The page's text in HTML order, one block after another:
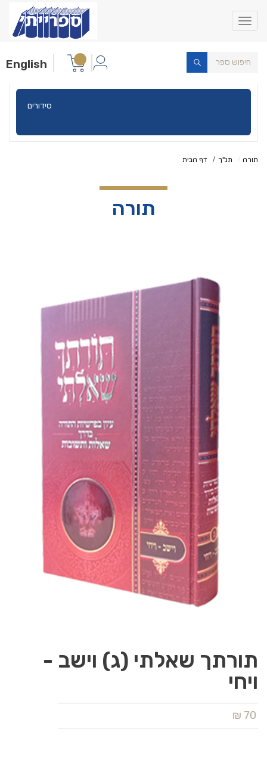
Toggle
navigation
English
דף הבית תנ"ך תורה
תורה
תורתך שאלתי (ג) וישב -
ויחי
70 ₪